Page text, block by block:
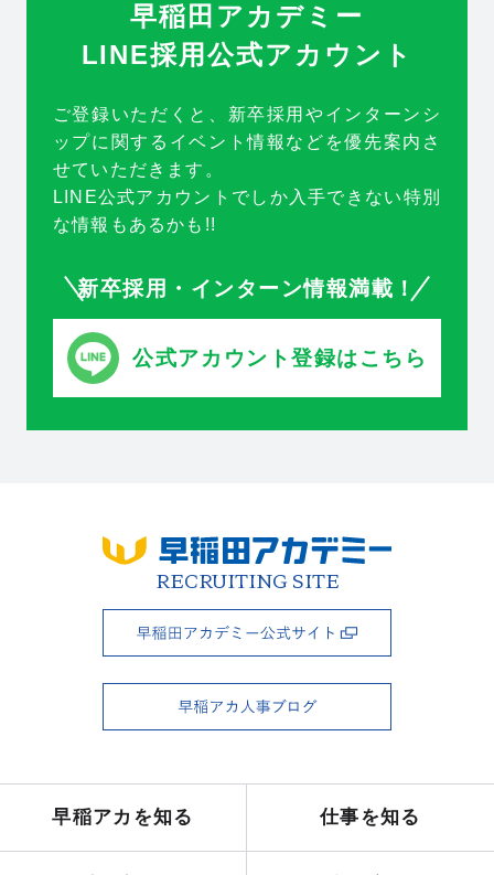
早稲田アカデミー
LINE採用公式アカウント
ご登録いただくと、新卒採用やインターンシ
ップに関するイベント情報などを優先案内さ
せていただきます。
LINE公式アカウントでしか入手できない特別
な情報もあるかも!!
新卒採用・インターン情報満載！
公式アカウント登録はこちら
RECRUITING SITE
早稲アカを知る 仕事を知る